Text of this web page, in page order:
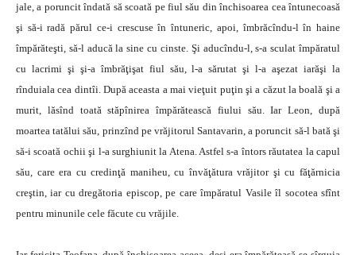
jale, a poruncit îndată să scoată pe fiul său din închisoarea cea întunecoasă
şi să-i radă părul ce-i crescuse în întuneric, apoi, îmbrăcîndu-l în haine
împărăteşti, să-l aducă la sine cu cinste. Şi aducîndu-l, s-a sculat împăratul
cu lacrimi şi şi-a îmbrăţişat fiul său, l-a sărutat şi l-a aşezat iarăşi la
rînduiala cea dintîi. După aceasta a mai vieţuit puţin şi a căzut la boală şi a
murit, lăsînd toată stăpînirea împărătească fiului său. Iar Leon, după
moartea tatălui său, prinzînd pe vrăjitorul Santavarin, a poruncit să-l bată şi
să-i scoată ochii şi l-a surghiunit la Atena. Astfel s-a întors răutatea la capul
său, care era cu credinţă maniheu, cu învăţătura vrăjitor şi cu făţărnicia
creştin, iar cu dregătoria episcop, pe care împăratul Vasile îl socotea sfînt
pentru minunile cele făcute cu vrăjile.